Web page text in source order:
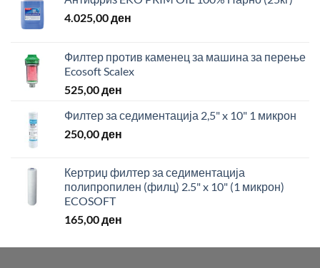
4.025,00 ден
Филтер против каменец за машина за перење
Ecosoft Scalex
525,00 ден
Филтер за седиментација 2,5" x 10" 1 микрон
250,00 ден
Кертриџ филтер за седиментација
полипропилен (филц) 2.5" x 10" (1 микрон)
ECOSOFT
165,00 ден